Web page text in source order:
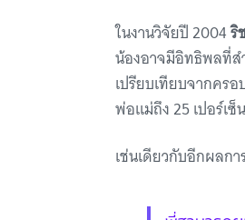
ในงานวิจัยปี 2004ริ
น้องอาจมีอิทธิพลที่ส
เปรียบเทียบจากค
พ่อแม่ถึง 25 เปอร์เ
เช่นเดียวกับอีกผลก